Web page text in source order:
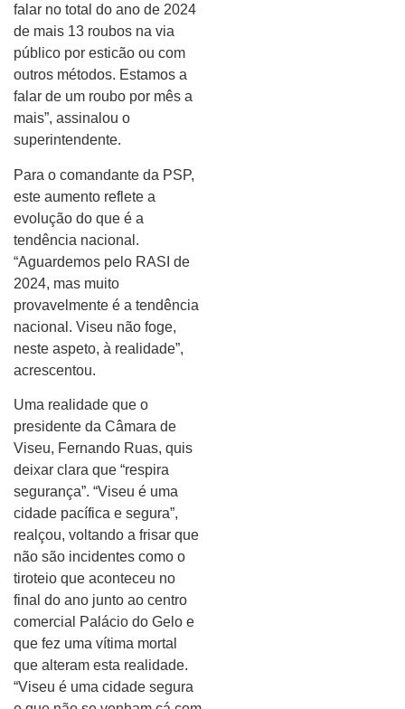
falar no total do ano de 2024
de mais 13 roubos na via
público por esticão ou com
outros métodos. Estamos a
falar de um roubo por mês a
mais”, assinalou o
superintendente.
Para o comandante da PSP,
este aumento reflete a
evolução do que é a
tendência nacional.
“Aguardemos pelo RASI de
2024, mas muito
provavelmente é a tendência
nacional. Viseu não foge,
neste aspeto, à realidade”,
acrescentou.
Uma realidade que o
presidente da Câmara de
Viseu, Fernando Ruas, quis
deixar clara que “respira
segurança”. “Viseu é uma
cidade pacífica e segura”,
realçou, voltando a frisar que
não são incidentes como o
tiroteio que aconteceu no
final do ano junto ao centro
comercial Palácio do Gelo e
que fez uma vítima mortal
que alteram esta realidade.
“Viseu é uma cidade segura